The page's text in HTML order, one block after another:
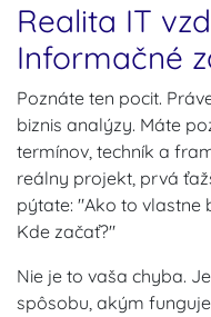
Realita IT
Informačné
Poznáte ten pocit.
biznis analýzy. Máte
termínov, techník a
reálny projekt, prvá
pýtate: "Ako to vlastne
Kde začať?"
Nie je to vaša chyba.
spôsobu, akým